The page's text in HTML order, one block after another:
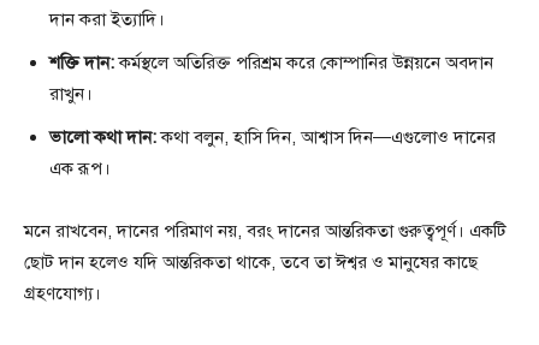
দান করা ইত্যাদি।
শক্তি দান:কর্মস্থলে অতিরিক্ত পরিশ্রম করে কোম্পানির উন্নয়নে অবদান
রাখুন।
ভালো কথা দান:কথা বলুন, হাসি দিন, আশ্বাস দিন—এগুলোও দানের
এক রূপ।
মনে রাখবেন, দানের পরিমাণ নয়, বরং দানের আন্তরিকতা গুরুত্বপূর্ণ। একটি
ছোট দান হলেও যদি আন্তরিকতা থাকে, তবে তা ঈশ্বর ও মানুষের কাছে
গ্রহণযোগ্য।